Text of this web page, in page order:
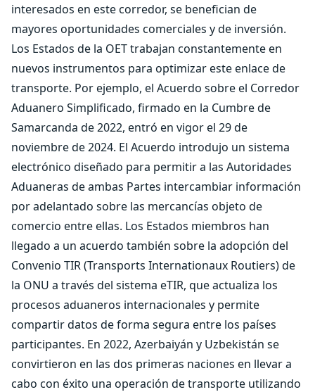
interesados en este corredor, se benefician de
mayores oportunidades comerciales y de inversión.
Los Estados de la OET trabajan constantemente en
nuevos instrumentos para optimizar este enlace de
transporte. Por ejemplo, el Acuerdo sobre el Corredor
Aduanero Simplificado, firmado en la Cumbre de
Samarcanda de 2022, entró en vigor el 29 de
noviembre de 2024. El Acuerdo introdujo un sistema
electrónico diseñado para permitir a las Autoridades
Aduaneras de ambas Partes intercambiar información
por adelantado sobre las mercancías objeto de
comercio entre ellas. Los Estados miembros han
llegado a un acuerdo también sobre la adopción del
Convenio TIR (Transports Internationaux Routiers) de
la ONU a través del sistema eTIR, que actualiza los
procesos aduaneros internacionales y permite
compartir datos de forma segura entre los países
participantes. En 2022, Azerbaiyán y Uzbekistán se
convirtieron en las dos primeras naciones en llevar a
cabo con éxito una operación de transporte utilizando